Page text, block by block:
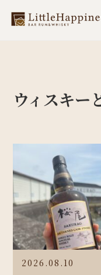
ウィスキー
2026.08.10